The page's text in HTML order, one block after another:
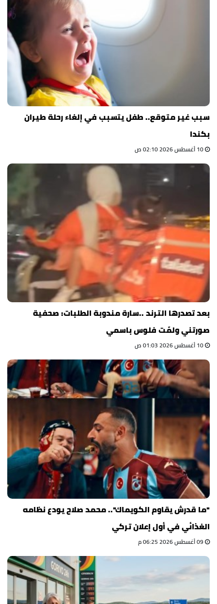
سبب غير متوقع.. طفل يتسبب في إلغاء رحلة طيران
بكندا
بعد تصدرها الترند ..سارة مندوبة الطلبات: صحفية
صورتني ولمّت فلوس باسمي
"ما قدرش يقاوم الكويماك".. محمد صلاح يودع نظامه
الغذائي في أول إعلان تركي